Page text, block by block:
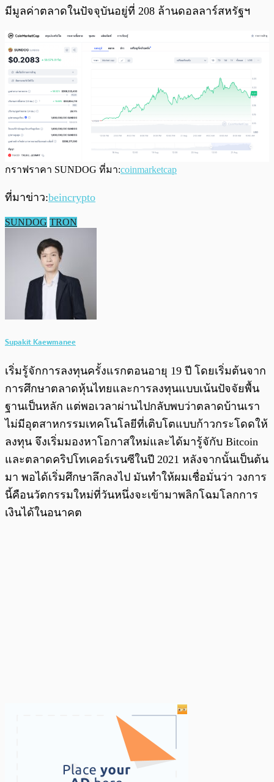
มีมูลค่าตลาดในปัจจุบันอยู่ที่ 208 ล้านดอลลาร์สหรัฐฯ
กราฟราคา SUNDOG ที่มา:coinmarketcap
ที่มาข่าว:beincrypto
SUNDOG TRON
Supakit Kaewmanee
เริ่มรู้จักการลงทุนครั้งแรกตอนอายุ 19 ปี โดยเริ่มต้นจาก
การศึกษาตลาดหุ้นไทยและการลงทุนแบบเน้นปัจจัยพื้น
ฐานเป็นหลัก แต่พอเวลาผ่านไปกลับพบว่าตลาดบ้านเรา
ไม่มีอุตสาหกรรมเทคโนโลยีที่เติบโตแบบก้าวกระโดดให้
ลงทุน จึงเริ่มมองหาโอกาสใหม่และได้มารู้จักับ Bitcoin
และตลาดคริปโทเคอร์เรนซีในปี 2021 หลังจากนั้นเป็นต้น
มา พอได้เริ่มศึกษาลึกลงไป มันทำให้ผมเชื่อมั่นว่า วงการ
นี้คือนวัตกรรมใหม่ที่วันหนึ่งจะเข้ามาพลิกโฉมโลกการ
เงินได้ในอนาคต